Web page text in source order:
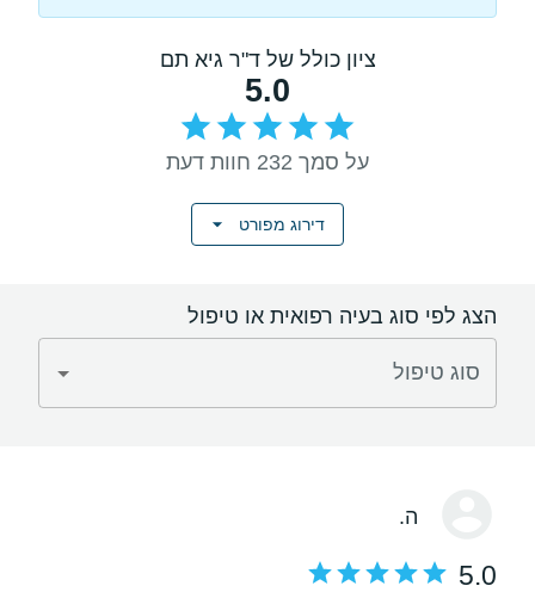
ציון כולל של ד"ר גיא תם
5.0
על סמך 232 חוות דעת
דירוג מפורט
הצג לפי סוג בעיה רפואית או טיפול
סוג טיפול
ה.
5.0